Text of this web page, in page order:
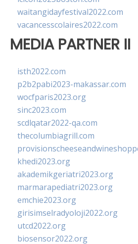
waitangidayfestival2022.com
vacancesscolaires2022.com
MEDIA PARTNER II
isth2022.com
p2b2pabi2023-makassar.com
wocfparis2023.org
sinc2023.com
scdlqatar2022-qa.com
thecolumbiagrill.com
khedi2023.org
akademikgeriatri2023.org
marmarapediatri2023.org
emchie2023.org
girisimselradyoloji2022.org
utcd2022.org
biosensor2022.org